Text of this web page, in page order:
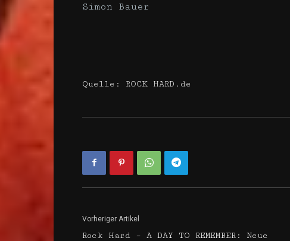
Simon Bauer
Quelle: ROCK HARD.de
Vorheriger Artikel
Rock Hard – A DAY TO REMEMBER: Neue